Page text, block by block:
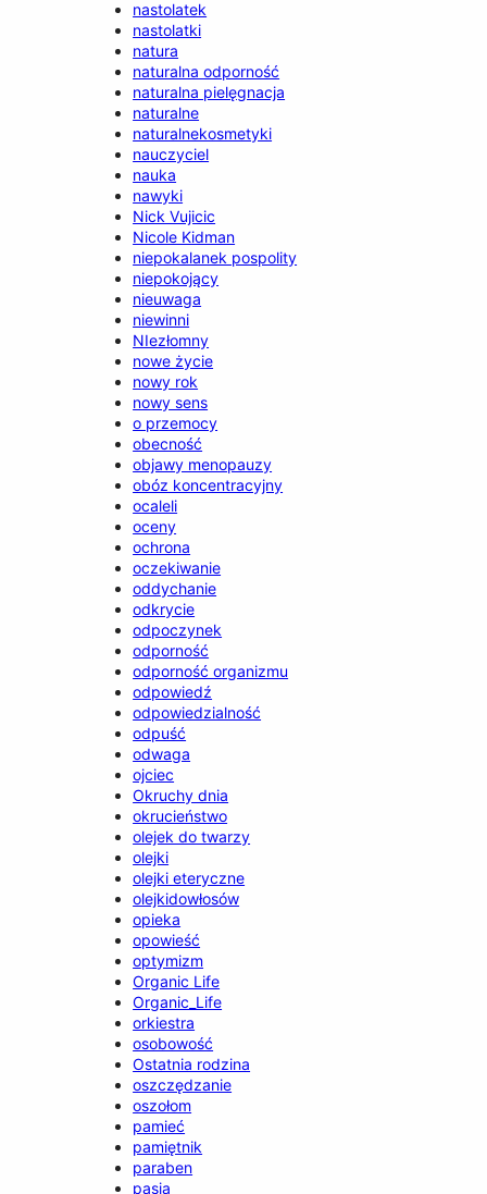
nastolatek
nastolatki
natura
naturalna odporność
naturalna pielęgnacja
naturalne
naturalnekosmetyki
nauczyciel
nauka
nawyki
Nick Vujicic
Nicole Kidman
niepokalanek pospolity
niepokojący
nieuwaga
niewinni
NIezłomny
nowe życie
nowy rok
nowy sens
o przemocy
obecność
objawy menopauzy
obóz koncentracyjny
ocaleli
oceny
ochrona
oczekiwanie
oddychanie
odkrycie
odpoczynek
odporność
odporność organizmu
odpowiedź
odpowiedzialność
odpuść
odwaga
ojciec
Okruchy dnia
okrucieństwo
olejek do twarzy
olejki
olejki eteryczne
olejkidowłosów
opieka
opowieść
optymizm
Organic Life
Organic_Life
orkiestra
osobowość
Ostatnia rodzina
oszczędzanie
oszołom
pamieć
pamiętnik
paraben
pasja